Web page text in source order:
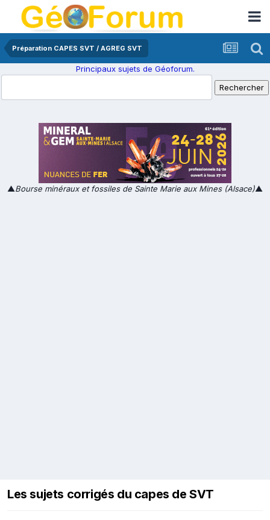
Préparation CAPES SVT / AGREG SVT
Principaux sujets de Géoforum.
▲Bourse minéraux et fossiles de Sainte Marie aux Mines (Alsace)▲
Les sujets corrigés du capes de SVT